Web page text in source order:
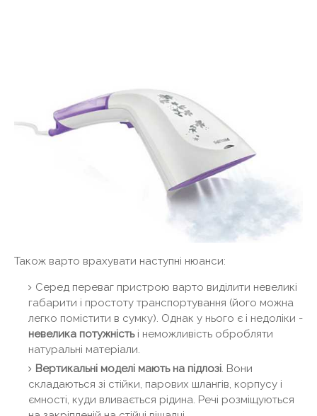
Також варто врахувати наступні нюанси:
Серед переваг пристрою варто виділити невеликі
габарити і простоту транспортування (його можна
легко помістити в сумку). Однак у нього є і недоліки -
невелика потужністьі неможливість обробляти
натуральні матеріали.
Вертикальні моделі мають на підлозі. Вони
складаються зі стійки, парових шлангів, корпусу і
ємності, куди вливається рідина. Речі розміщуються